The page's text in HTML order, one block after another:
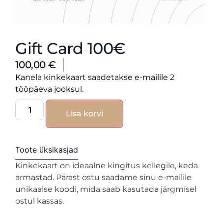
Gift Card 100€
100,00 €
Kanela kinkekaart saadetakse e-mailile 2
tööpäeva jooksul.
Lisa korvi
Toote üksikasjad
Kinkekaart on ideaalne kingitus kellegile, keda
armastad. Pärast ostu saadame sinu e-mailile
unikaalse koodi, mida saab kasutada järgmisel
ostul kassas.